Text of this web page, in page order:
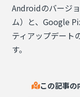
Androidのバージ
ム）と、Google
ティアップデート
す。
この記事の